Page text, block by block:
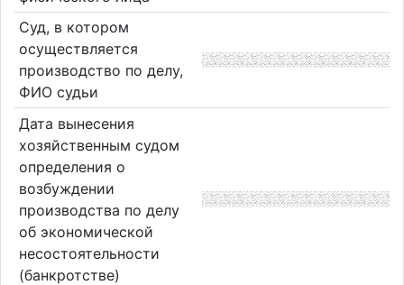
Суд, в котором
осуществляется
производство по делу,
ФИО судьи
Дата вынесения
хозяйственным судом
определения о
возбуждении
производства по делу
об экономической
несостоятельности
(банкротстве)